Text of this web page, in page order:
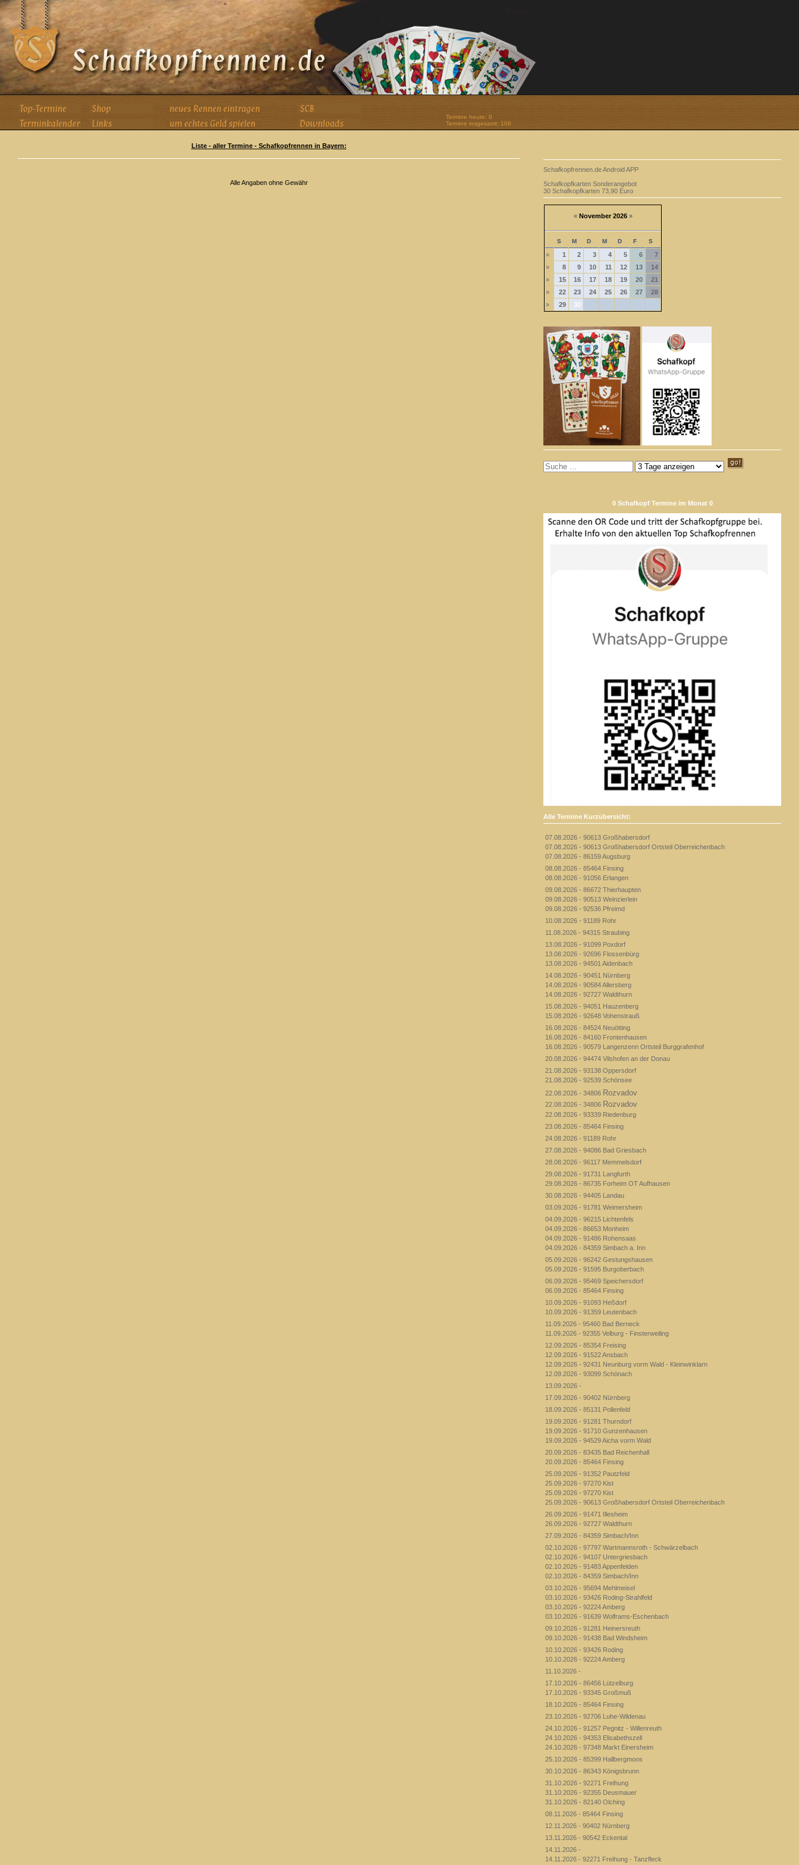
Termine heute: 0
Termine insgesamt: 108
Liste - aller Termine - Schafkopfrennen in Bayern:
Alle Angaben ohne Gewähr
Schafkopfrennen.de Android APP
Schafkopfkarten Sonderangebot
30 Schafkopfkarten 73,90 Euro
«November 2026 »
S M D M D F S
» 1 2 3 4 5 6
7
»
8 9 10 11 12 13
14
»
15 16 17 18 19 20
21
»
22 23 24 25 26 27
28
»
29 30
0 Schafkopf Termine im Monat 0
Alle Termine Kurzübersicht:
07.08.2026 - 90613 Großhabersdorf
07.08.2026 - 90613 Großhabersdorf Ortsteil Oberreichenbach
07.08.2026 - 86159 Augsburg
08.08.2026 - 85464 Finsing
08.08.2026 - 91056 Erlangen
09.08.2026 - 86672 Thierhaupten
09.08.2026 - 90513 Weinzierlein
09.08.2026 - 92536 Pfreimd
10.08.2026 - 91189 Rohr
11.08.2026 - 94315 Straubing
13.08.2026 - 91099 Poxdorf
13.08.2026 - 92696 Flossenbürg
13.08.2026 - 94501 Aidenbach
14.08.2026 - 90451 Nürnberg
14.08.2026 - 90584 Allersberg
14.08.2026 - 92727 Waldthurn
15.08.2026 - 94051 Hauzenberg
15.08.2026 - 92648 Vohenstrauß
16.08.2026 - 84524 Neuötting
16.08.2026 - 84160 Frontenhausen
16.08.2026 - 90579 Langenzenn Ortsteil Burggrafenhof
20.08.2026 - 94474 Vilshofen an der Donau
21.08.2026 - 93138 Oppersdorf
21.08.2026 - 92539 Schönsee
22.08.2026 - 34806 Rozvadov
22.08.2026 - 34806 Rozvadov
22.08.2026 - 93339 Riedenburg
23.08.2026 - 85464 Finsing
24.08.2026 - 91189 Rohr
27.08.2026 - 94086 Bad Griesbach
28.08.2026 - 96117 Memmelsdorf
29.08.2026 - 91731 Langfurth
29.08.2026 - 86735 Forheim OT Aufhausen
30.08.2026 - 94405 Landau
03.09.2026 - 91781 Weimersheim
04.09.2026 - 96215 Lichtenfels
04.09.2026 - 86653 Monheim
04.09.2026 - 91486 Rohensaas
04.09.2026 - 84359 Simbach a. Inn
05.09.2026 - 96242 Gestungshausen
05.09.2026 - 91595 Burgoberbach
06.09.2026 - 95469 Speichersdorf
06.09.2026 - 85464 Finsing
10.09.2026 - 91093 Heßdorf
10.09.2026 - 91359 Leutenbach
11.09.2026 - 95460 Bad Berneck
11.09.2026 - 92355 Velburg - Finsterweiling
12.09.2026 - 85354 Freising
12.09.2026 - 91522 Ansbach
12.09.2026 - 92431 Neunburg vorm Wald - Kleinwinklarn
12.09.2026 - 93099 Schönach
13.09.2026 -
17.09.2026 - 90402 Nürnberg
18.09.2026 - 85131 Pollenfeld
19.09.2026 - 91281 Thurndorf
19.09.2026 - 91710 Gunzenhausen
19.09.2026 - 94529 Aicha vorm Wald
20.09.2026 - 83435 Bad Reichenhall
20.09.2026 - 85464 Finsing
25.09.2026 - 91352 Pautzfeld
25.09.2026 - 97270 Kist
25.09.2026 - 97270 Kist
25.09.2026 - 90613 Großhabersdorf Ortsteil Oberreichenbach
26.09.2026 - 91471 Illesheim
26.09.2026 - 92727 Waldthurn
27.09.2026 - 84359 Simbach/Inn
02.10.2026 - 97797 Wartmannsroth - Schwärzelbach
02.10.2026 - 94107 Untergriesbach
02.10.2026 - 91483 Appenfelden
02.10.2026 - 84359 Simbach/Inn
03.10.2026 - 95694 Mehlmeisel
03.10.2026 - 93426 Roding-Strahlfeld
03.10.2026 - 92224 Amberg
03.10.2026 - 91639 Wolframs-Eschenbach
09.10.2026 - 91281 Heinersreuth
09.10.2026 - 91438 Bad Windsheim
10.10.2026 - 93426 Roding
10.10.2026 - 92224 Amberg
11.10.2026 -
17.10.2026 - 86456 Lützelburg
17.10.2026 - 93345 Großmuß
18.10.2026 - 85464 Finsing
23.10.2026 - 92706 Luhe-Wildenau
24.10.2026 - 91257 Pegnitz - Willenreuth
24.10.2026 - 94353 Elisabethszell
24.10.2026 - 97348 Markt Einersheim
25.10.2026 - 85399 Hallbergmoos
30.10.2026 - 86343 Königsbrunn
31.10.2026 - 92271 Freihung
31.10.2026 - 92355 Deusmauer
31.10.2026 - 82140 Olching
08.11.2026 - 85464 Finsing
12.11.2026 - 90402 Nürnberg
13.11.2026 - 90542 Eckental
14.11.2026 -
14.11.2026 - 92271 Freihung - Tanzfleck